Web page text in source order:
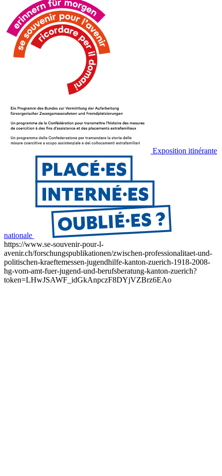
Exposition itinérante
nationale
https://www.se-souvenir-pour-l-
avenir.ch/forschungspublikationen/zwischen-professionalitaet-und-
politischen-kraeftemessen-jugendhilfe-kanton-zuerich-1918-2008-
hg-vom-amt-fuer-jugend-und-berufsberatung-kanton-zuerich?
token=LHwJSAWF_idGkAnpczF8DYjVZBrz6EAo